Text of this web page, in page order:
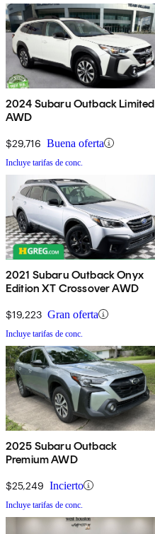
2024 Subaru Outback Limited
AWD
$29,716 Buena oferta
Incluye tarifas de conc.
2021 Subaru Outback Onyx
Edition XT Crossover AWD
$19,223 Gran oferta
Incluye tarifas de conc.
2025 Subaru Outback
Premium AWD
$25,249 Incierto
Incluye tarifas de conc.